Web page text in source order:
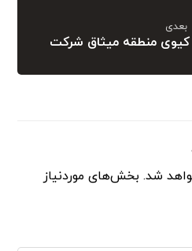
بعدی
منطقه میثاق شرکت
شد. بخش‌های موردنیاز